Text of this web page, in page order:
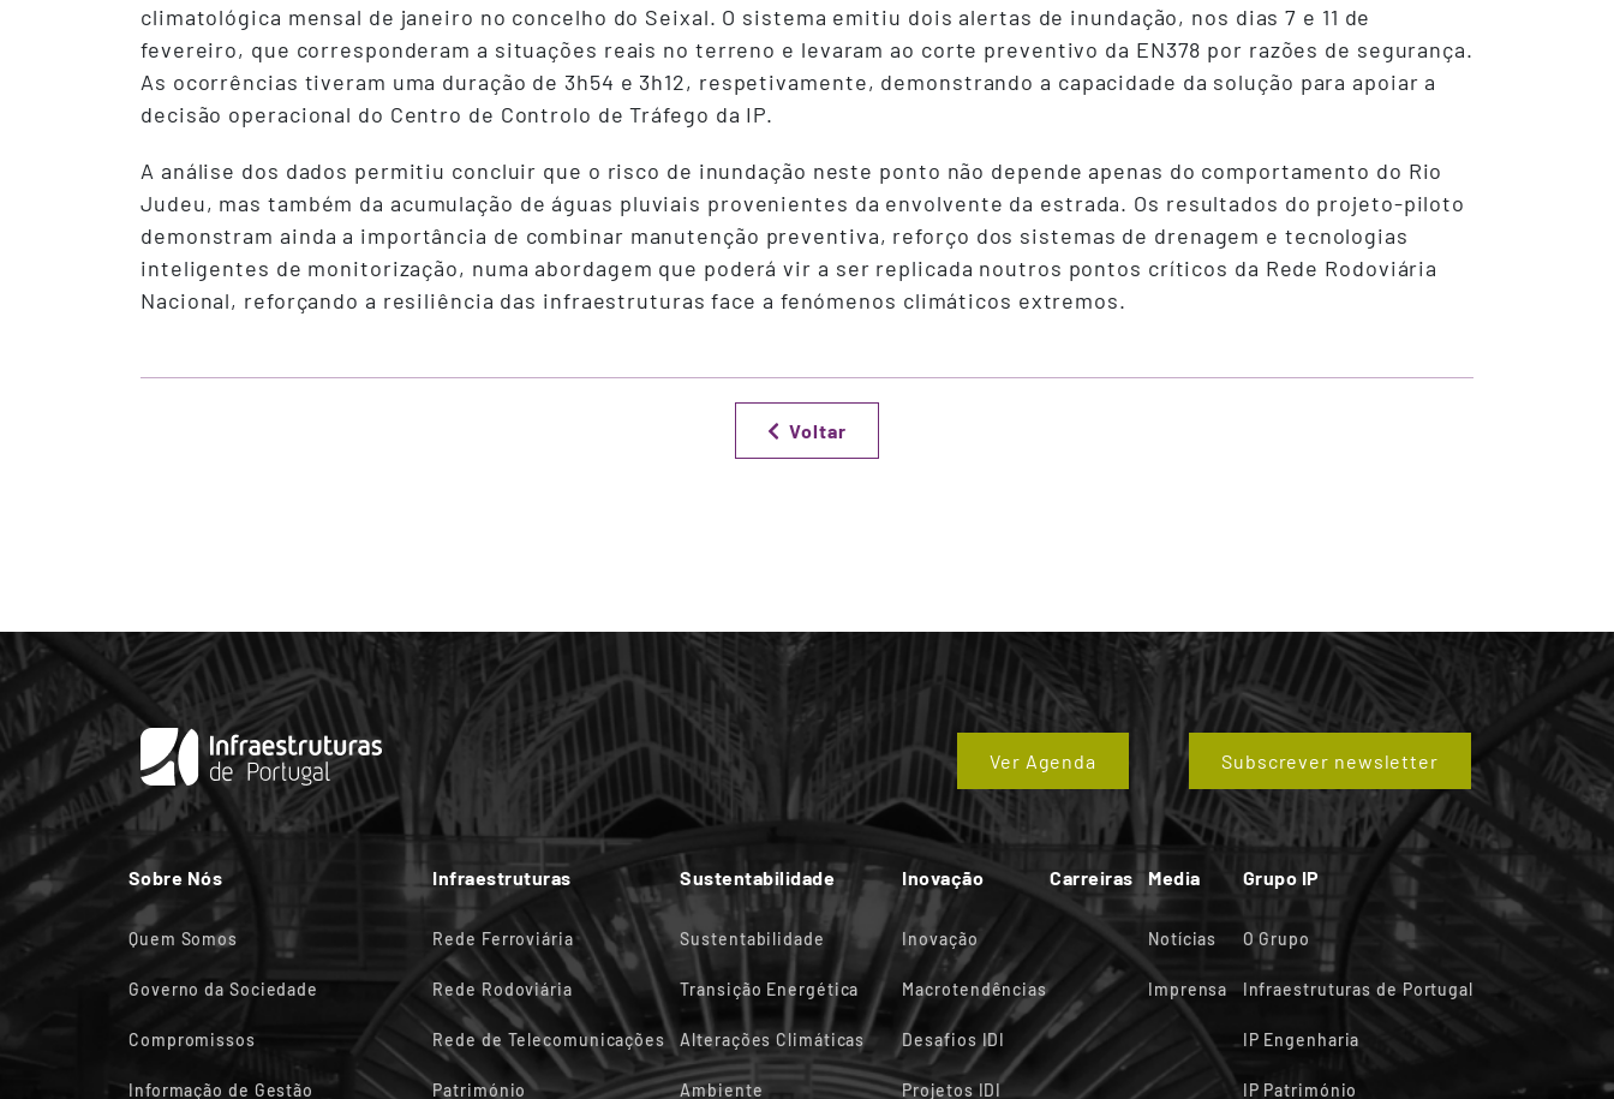
climatológica mensal de janeiro no concelho do Seixal. O sistema emitiu dois alertas de inundação, nos dias 7 e 11 de
fevereiro, que corresponderam a situações reais no terreno e levaram ao corte preventivo da EN378 por razões de segurança.
As ocorrências tiveram uma duração de 3h54 e 3h12, respetivamente, demonstrando a capacidade da solução para apoiar a
decisão operacional do Centro de Controlo de Tráfego da IP.
A análise dos dados permitiu concluir que o risco de inundação neste ponto não depende apenas do comportamento do Rio
Judeu, mas também da acumulação de águas pluviais provenientes da envolvente da estrada. Os resultados do projeto-piloto
demonstram ainda a importância de combinar manutenção preventiva, reforço dos sistemas de drenagem e tecnologias
inteligentes de monitorização, numa abordagem que poderá vir a ser replicada noutros pontos críticos da Rede Rodoviária
Nacional, reforçando a resiliência das infraestruturas face a fenómenos climáticos extremos.
Voltar
Ver Agenda Subscrever newsletter
Sobre Nós
Quem Somos
Governo da Sociedade
Compromissos
Informação de Gestão
Infraestruturas
Rede Ferroviária
Rede Rodoviária
Rede de Telecomunicações
Património
Sustentabilidade
Sustentabilidade
Transição Energética
Alterações Climáticas
Ambiente
Inovação
Inovação
Macrotendências
Desafios IDI
Projetos IDI
Carreiras Media
Notícias
Imprensa
Grupo IP
O Grupo
Infraestruturas de Portugal
IP Engenharia
IP Património